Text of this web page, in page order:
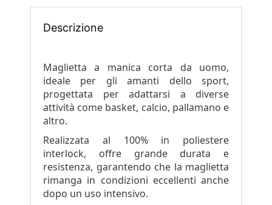
Descrizione
Maglietta a manica corta da uomo,
ideale per gli amanti dello sport,
progettata per adattarsi a diverse
attività come basket, calcio, pallamano e
altro.
Realizzata al 100% in poliestere
interlock, offre grande durata e
resistenza, garantendo che la maglietta
rimanga in condizioni eccellenti anche
dopo un uso intensivo.